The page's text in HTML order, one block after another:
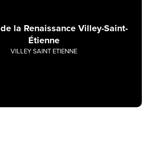
la Renaissance Villey-Saint-
Étienne
VILLEY SAINT ETIENNE